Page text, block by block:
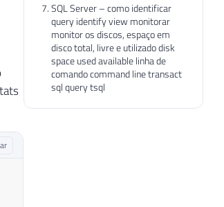
SQL Server – como identificar
query identify view monitorar
monitor os discos, espaço em
disco total, livre e utilizado disk
space used available linha de
comando command line transact
sql query tsql